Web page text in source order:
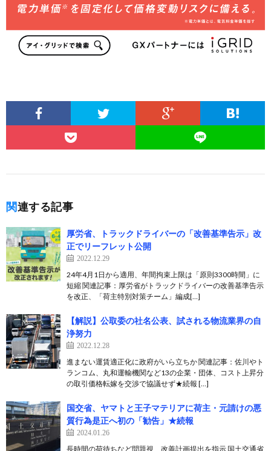
関連する記事
厚労省、トラックドライバーの「改善基準告示」改
正でリーフレット公開
2022.12.29
24年4月1日から適用、年間拘束上限は「原則3300時間」に
短縮 関連記事：厚労省がトラックドライバーの改善基準告示
を改正、「荷主特別対策チーム」編成[…]
【解説】公取委の社名公表、試される物流業界の自
浄努力
2022.12.28
進まない運賃適正化に政府がいら立ちか 関連記事：佐川やト
ランコム、丸和運輸機関など13の企業・団体、コスト上昇分
の取引価格転嫁を交渉で協議せず★続報 […]
国交省、ヤマトと王子マテリアに荷主・元請けの悪
質行為是正へ初の「勧告」★続報
2024.01.26
長時間の荷待ちなど問題視、改善計画提出を指示 国土交通省